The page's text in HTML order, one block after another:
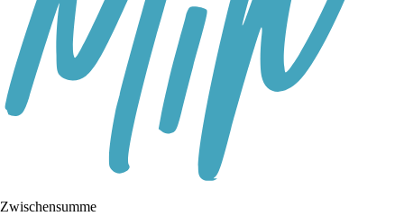
Zwischensumme